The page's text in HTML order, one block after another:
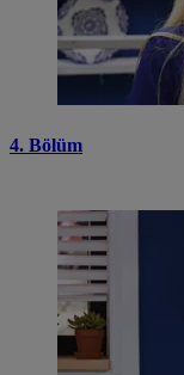
4. Bölüm